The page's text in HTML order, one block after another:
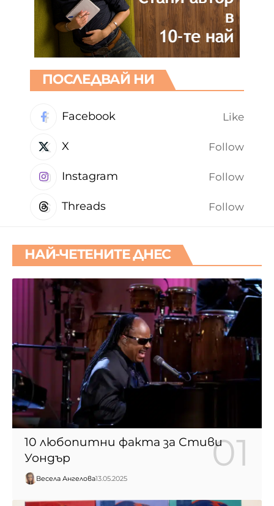
ПОСЛЕДВАЙ НИ
Facebook Like
X Follow
Instagram Follow
Threads Follow
НАЙ-ЧЕТЕНИТЕ ДНЕС
10 любопитни факта за Стиви
Уондър
Весела Ангелова13.05.2025